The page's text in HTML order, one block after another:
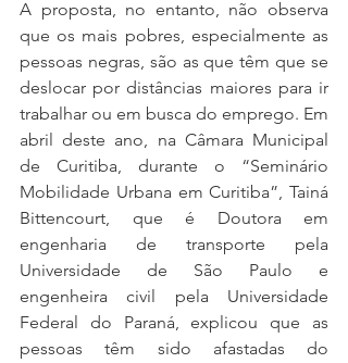
A proposta, no entanto, não observa
que os mais pobres, especialmente as
pessoas negras, são as que têm que se
deslocar por distâncias maiores para ir
trabalhar ou em busca do emprego. Em
abril deste ano, na Câmara Municipal
de Curitiba, durante o “Seminário
Mobilidade Urbana em Curitiba”, Tainá
Bittencourt, que é Doutora em
engenharia de transporte pela
Universidade de São Paulo e
engenheira civil pela Universidade
Federal do Paraná, explicou que as
pessoas têm sido afastadas do